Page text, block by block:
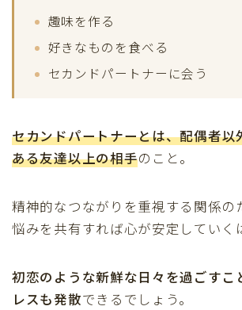
趣味を作る
好きなものを食べる
セカンドパートナーに会う
セカンドパートナーとは、配偶者以
ある友達以上の相手のこと。
精神的なつながりを重視する関係の
悩みを共有すれば心が安定していく
初恋のような新鮮な日々を過ごすこ
レスも発散できるでしょう。